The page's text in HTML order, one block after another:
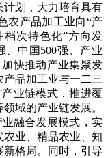
划，大力培育具有
农产品加工业向“产
次特色化”方向发
、中国500强、产业
快推动产业集聚发
产品加工业与一二三
业链模式，推进覆
域的产业链发展。
融合发展模式，实
业、精品农业、知
格局。同时，引导